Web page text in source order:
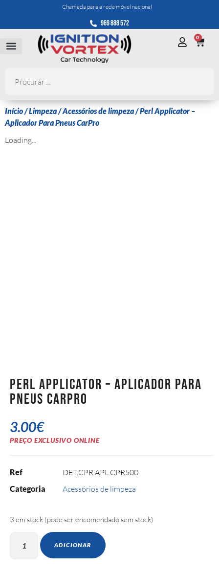
Chamada para a rede móvel nacional
969 888 572
0
Início/Limpeza/Acessórios de limpeza/ Perl Applicator –
Aplicador Para Pneus CarPro
Loading...
Perl Applicator – Aplicador Para
Pneus CarPro
3.00€
PREÇO EXCLUSIVO ONLINE
Ref DET.CPR.APL.CPR500
Categoria Acessórios de limpeza
3 em stock (pode ser encomendado sem stock)
ADICIONAR